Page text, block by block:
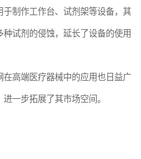
制作工作台、试剂架等设备，其
试剂的侵蚀，延长了设备的使用
高端医疗器械中的应用也日益广
一步拓展了其市场空间。